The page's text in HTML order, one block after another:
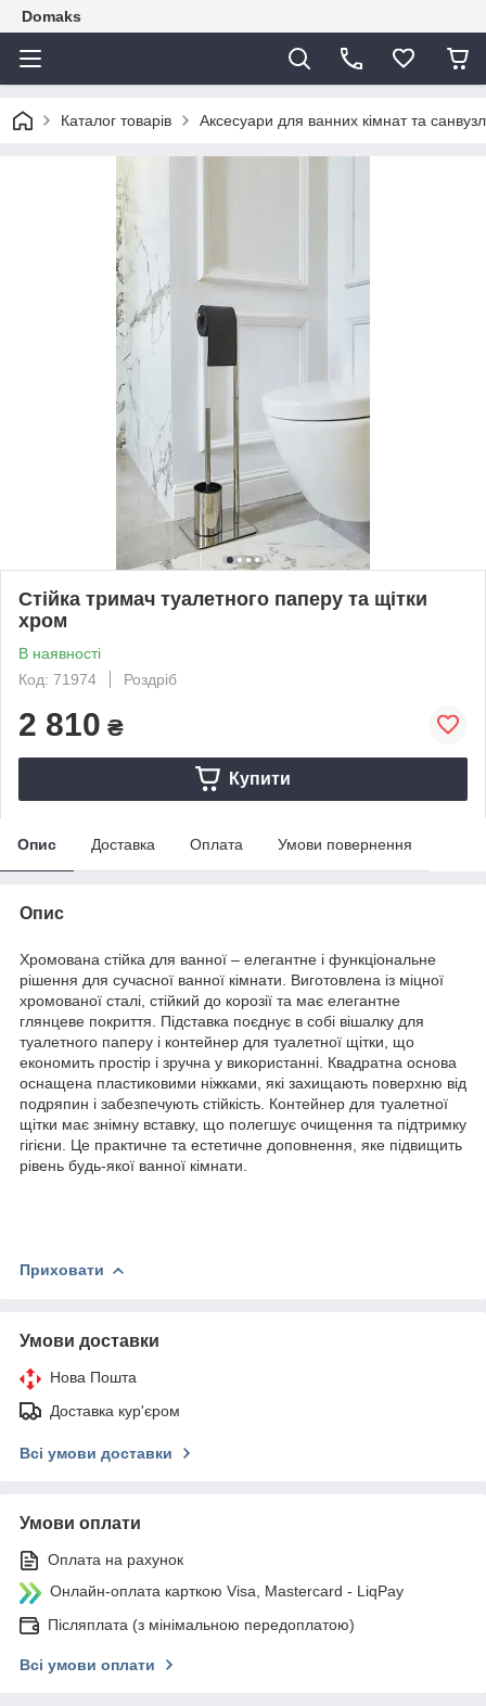
Domaks
Каталог товарів Аксесуари для ванних кімнат та
Стійка тримач туалетного паперу та щітки
хром
В наявності
Код: 71974
Роздріб
2 810 ₴
Купити
Опис Доставка Оплата Умови повернення
Опис
Хромована стійка для ванної – елегантне і функціональне
рішення для сучасної ванної кімнати. Виготовлена із міцної
хромованої сталі, стійкий до корозії та має елегантне
глянцеве покриття. Підставка поєднує в собі вішалку для
туалетного паперу і контейнер для туалетної щітки, що
економить простір і зручна у використанні. Квадратна основа
оснащена пластиковими ніжками, які захищають поверхню від
подряпин і забезпечують стійкість. Контейнер для туалетної
щітки має знімну вставку, що полегшує очищення та підтримку
гігієни. Це практичне та естетичне доповнення, яке підвищить
рівень будь-якої ванної кімнати.
Приховати
Умови доставки
Нова Пошта
Доставка кур'єром
Всі умови доставки
Умови оплати
Оплата на рахунок
Онлайн-оплата карткою Visa, Mastercard - LiqPay
Післяплата (з мінімальною передоплатою)
Всі умови оплати